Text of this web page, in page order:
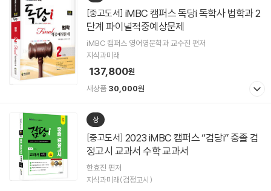
[중고도서]
단계 파이널적중예상문제
iMBC 캠퍼스 영어영문학과 교수진 편저
지식과미래
137,800원
새상품 30,000원
상
[중고도서]
정고시 교과서 수학 교과서
한효진 편저
지식과미래(검정고시)